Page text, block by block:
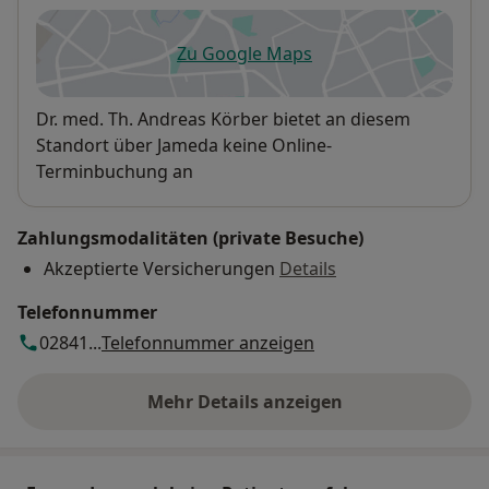
Zu Google Mapsöffnet in einer neuen
Verfügbarkeit
Dr. med. Th. Andreas Körber bietet an diesem
Standort über Jameda keine Online-
Terminbuchung an
Zahlungsmodalitäten (private Besuche)
Akzeptierte Versicherungen Details
Telefonnummer
02841...Telefonnummer anzeigen
Mehr Details anzeigen
über die Adresse